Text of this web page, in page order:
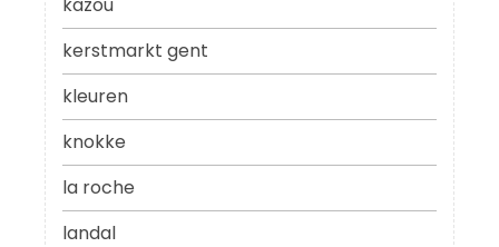
kerstmarkt gent
kleuren
knokke
la roche
landal